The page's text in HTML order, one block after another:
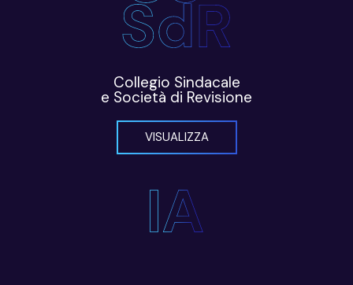
Collegio Sindacale
e Società di Revisione
VISUALIZZA